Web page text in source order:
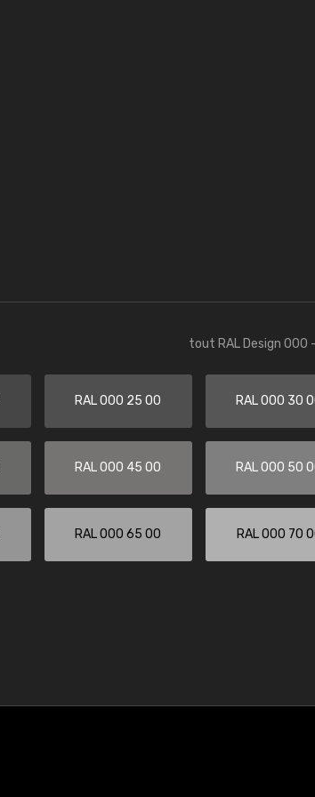
tout RAL Design 000
RAL 000 25 00 RAL 000 30
RAL 000 45 00 RAL 000 50
RAL 000 65 00 RAL 000 70